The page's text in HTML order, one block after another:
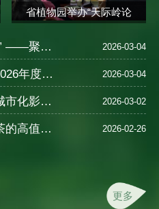
省植物园举办“天际岭论
省植物园举办“天际岭论坛” ——聚焦植物健康智慧与中医养生 2026-03-04
省植物园长沙测试站开启2026年度樱花新品种测试 2026-03-04
省植物园城市生态团队在城市化影响湿地N2O排放及氮循环机制研究中取得进展 2026-03-02
省植物园在珍稀植物金花茶的高值化利用研究领域取得重要进展 2026-02-26
更多